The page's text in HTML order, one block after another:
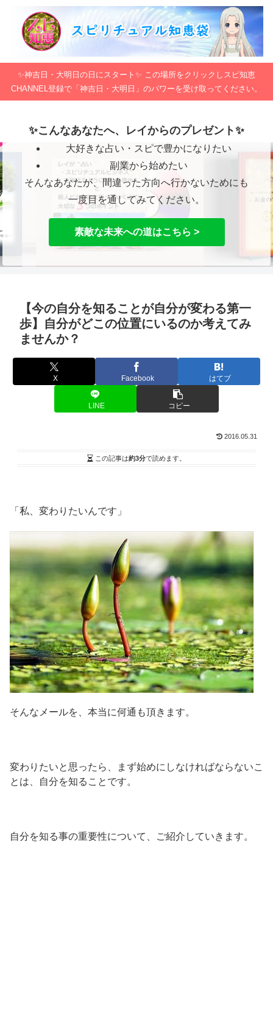
✨神吉日・大明日の日にスタート✨ この場所をクリックしスピ知恵
CHANNEL登録で「神吉日・大明日」のパワーを受け取ってください。
✨こんなあなたへ、レイからのプレゼント✨
大好きな占い・スピで豊かになりたい
副業から始めたい
そんなあなたが、間違った方向へ行かないためにも
一度目を通してみてください。
素敵な未来への道はこちら >
【今の自分を知ることが自分が変わる第一
歩】自分がどこの位置にいるのか考えてみ
ませんか？
X Facebook はてブ
LINE コピー
2016.05.31
この記事は約3分で読めます。
「私、変わりたいんです」
そんなメールを、本当に何通も頂きます。
変わりたいと思ったら、まず始めにしなければならないこ
とは、自分を知ることです。
自分を知る事の重要性について、ご紹介していきます。